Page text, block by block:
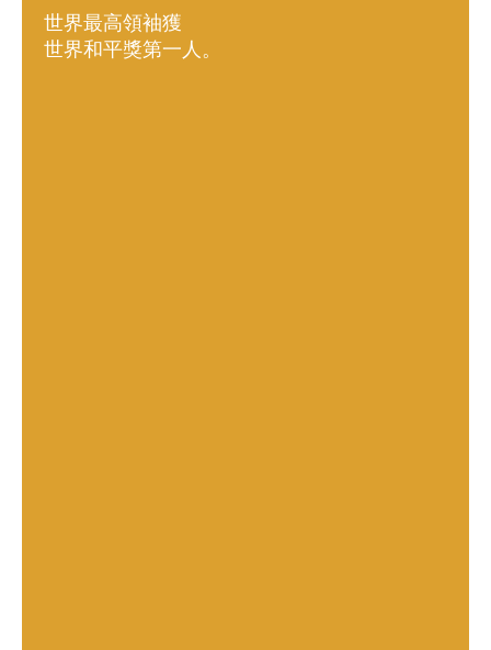
世界最高領袖獲
世界和平獎第一人。